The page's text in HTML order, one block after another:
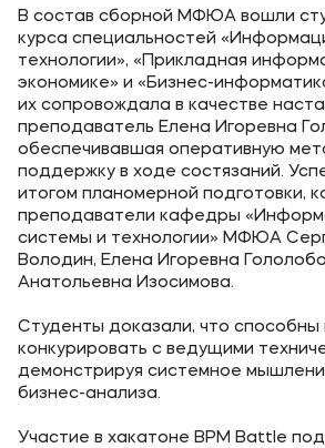
В состав сборной МФЮА вошли
курса специальностей
технологии», «Прикладная
экономике» и «Бизнес-
их сопровождала в качестве
преподаватель Елена Игоревна
обеспечивавшая оперативную
поддержку в ходе состязаний.
итогом планомерной подготовки,
преподаватели кафедры
системы и технологии» МФЮА
Володин, Елена Игоревна
Анатольевна Изосимова.
Студенты доказали, что способны
конкурировать с ведущими
демонстрируя системное
бизнес-анализа.
Участие в хакатоне BPM Battle